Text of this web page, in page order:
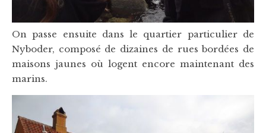
On passe ensuite dans le quartier particulier de
Nyboder, composé de dizaines de rues bordées de
maisons jaunes où logent encore maintenant des
marins.